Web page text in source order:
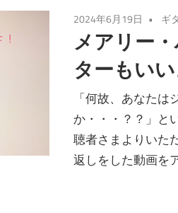
2024年6月19日 ギ
メアリー
ターもいい
「何故、あなた
か・・・？？」と
聴者さまよりいた
返しをした動画を